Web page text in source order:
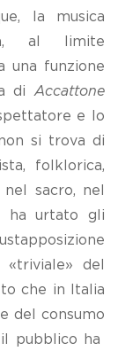
la musica
al limite
una funzione
di Accattone
e lo
si trova di
folklorica,
sacro, nel
ha urtato gli
del
che in Italia
del consumo
pubblico ha